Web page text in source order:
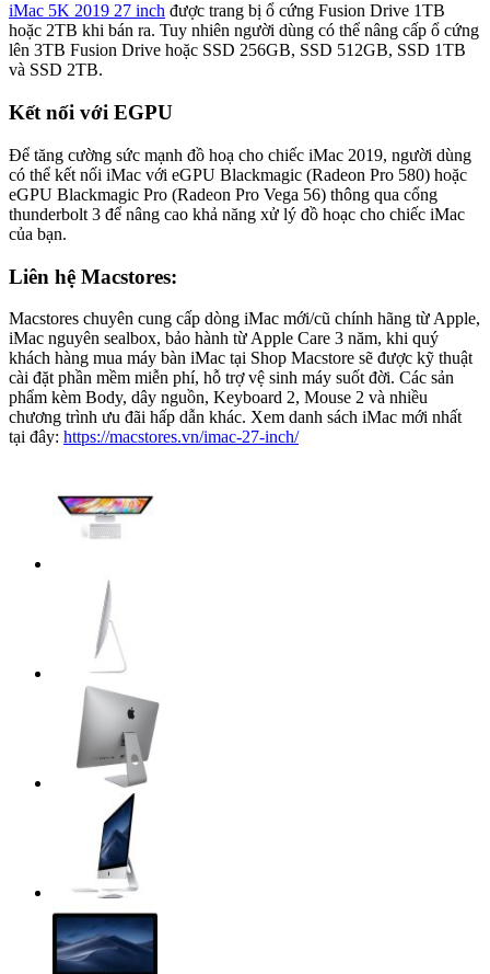
iMac 5K 2019 27 inch được trang bị ổ cứng Fusion Drive 1TB
hoặc 2TB khi bán ra. Tuy nhiên người dùng có thể nâng cấp ổ cứng
lên 3TB Fusion Drive hoặc SSD 256GB, SSD 512GB, SSD 1TB
và SSD 2TB.
Kết nối với EGPU
Để tăng cường sức mạnh đồ hoạ cho chiếc iMac 2019, người dùng
có thể kết nối iMac với eGPU Blackmagic (Radeon Pro 580) hoặc
eGPU Blackmagic Pro (Radeon Pro Vega 56) thông qua cổng
thunderbolt 3 để nâng cao khả năng xử lý đồ hoạc cho chiếc iMac
của bạn.
Liên hệ Macstores:
Macstores chuyên cung cấp dòng iMac mới/cũ chính hãng từ Apple,
iMac nguyên sealbox, bảo hành từ Apple Care 3 năm, khi quý
khách hàng mua máy bàn iMac tại Shop Macstore sẽ được kỹ thuật
cài đặt phần mềm miễn phí, hỗ trợ vệ sinh máy suốt đời. Các sản
phẩm kèm Body, dây nguồn, Keyboard 2, Mouse 2 và nhiều
chương trình ưu đãi hấp dẫn khác. Xem danh sách iMac mới nhất
tại đây: https://macstores.vn/imac-27-inch/